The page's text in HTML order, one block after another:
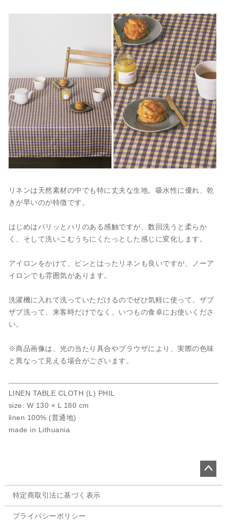
リネンは天然素材の中でも特に丈夫な生地。吸水性に優れ、乾
きが早いのが特徴です。
はじめはパリッとハリのある感触ですが、数回洗うと柔らか
く、そして洗いこむうちにくたっとした感じに変化します。
アイロンをかけて、ピンとはったリネンも良いですが、ノーア
イロンでも雰囲気があります。
洗濯機に入れて洗っていただけるのでぜひ気軽に使って、ザブ
ザブ洗って、来客時だけでなく、いつもの食卓にお使いくださ
い。
※商品画像は、光の当たり具合やブラウザにより、実際の色味
と異なって見える場合がございます。
LINEN TABLE CLOTH (L) PHIL
size: W 130 × L 180 cm
linen 100% (普通地)
made in Lithuania
ップ
特定商取引法に基づく表示
プライバシーポリシー